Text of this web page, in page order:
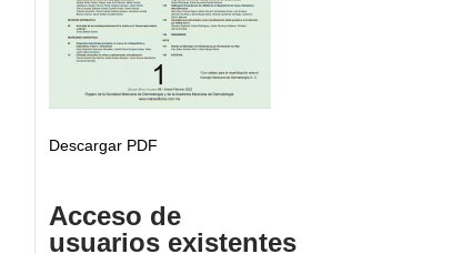
Descargar PDF
Acceso de
usuarios existentes